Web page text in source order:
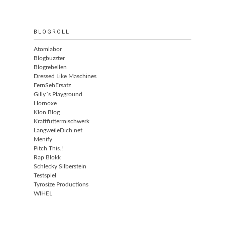
BLOGROLL
Atomlabor
Blogbuzzter
Blogrebellen
Dressed Like Maschines
FernSehErsatz
Gilly´s Playground
Hornoxe
Klon Blog
Kraftfuttermischwerk
LangweileDich.net
Menify
Pitch This.!
Rap Blokk
Schlecky Silberstein
Testspiel
Tyrosize Productions
WIHEL